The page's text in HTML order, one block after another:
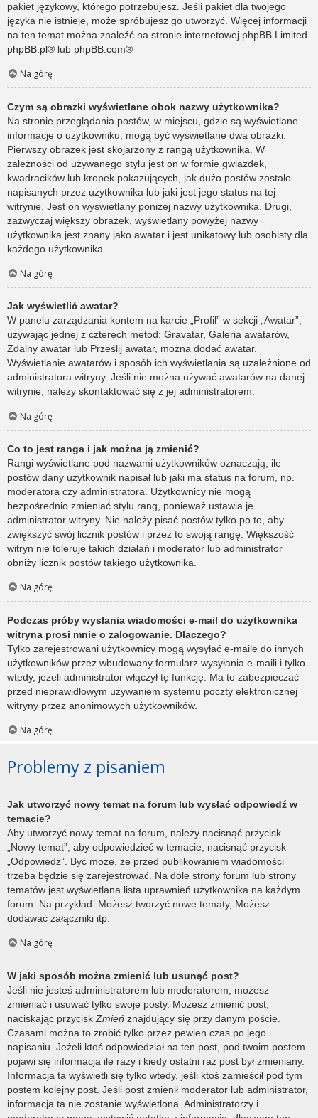
pakiet językowy, którego potrzebujesz. Jeśli pakiet dla twojego
języka nie istnieje, może spróbujesz go utworzyć. Więcej informacji
na ten temat można znaleźć na stronie internetowej phpBB Limited
phpBB.pl® lub phpBB.com®
Na górę
Czym są obrazki wyświetlane obok nazwy użytkownika?
Na stronie przeglądania postów, w miejscu, gdzie są wyświetlane
informacje o użytkowniku, mogą być wyświetlane dwa obrazki.
Pierwszy obrazek jest skojarzony z rangą użytkownika. W
zależności od używanego stylu jest on w formie gwiazdek,
kwadracików lub kropek pokazujących, jak dużo postów zostało
napisanych przez użytkownika lub jaki jest jego status na tej
witrynie. Jest on wyświetlany poniżej nazwy użytkownika. Drugi,
zazwyczaj większy obrazek, wyświetlany powyżej nazwy
użytkownika jest znany jako awatar i jest unikatowy lub osobisty dla
każdego użytkownika.
Na górę
Jak wyświetlić awatar?
W panelu zarządzania kontem na karcie „Profil” w sekcji „Awatar”,
używając jednej z czterech metod: Gravatar, Galeria awatarów,
Zdalny awatar lub Prześlij awatar, można dodać awatar.
Wyświetlanie awatarów i sposób ich wyświetlania są uzależnione od
administratora witryny. Jeśli nie można używać awatarów na danej
witrynie, należy skontaktować się z jej administratorem.
Na górę
Co to jest ranga i jak można ją zmienić?
Rangi wyświetlane pod nazwami użytkowników oznaczają, ile
postów dany użytkownik napisał lub jaki ma status na forum, np.
moderatora czy administratora. Użytkownicy nie mogą
bezpośrednio zmieniać stylu rang, ponieważ ustawia je
administrator witryny. Nie należy pisać postów tylko po to, aby
zwiększyć swój licznik postów i przez to swoją rangę. Większość
witryn nie toleruje takich działań i moderator lub administrator
obniży licznik postów takiego użytkownika.
Na górę
Podczas próby wysłania wiadomości e-mail do użytkownika
witryna prosi mnie o zalogowanie. Dlaczego?
Tylko zarejestrowani użytkownicy mogą wysyłać e-maile do innych
użytkowników przez wbudowany formularz wysyłania e-maili i tylko
wtedy, jeżeli administrator włączył tę funkcję. Ma to zabezpieczać
przed nieprawidłowym używaniem systemu poczty elektronicznej
witryny przez anonimowych użytkowników.
Na górę
Problemy z pisaniem
Jak utworzyć nowy temat na forum lub wysłać odpowiedź w
temacie?
Aby utworzyć nowy temat na forum, należy nacisnąć przycisk
„Nowy temat”, aby odpowiedzieć w temacie, nacisnąć przycisk
„Odpowiedz”. Być może, że przed publikowaniem wiadomości
trzeba będzie się zarejestrować. Na dole strony forum lub strony
tematów jest wyświetlana lista uprawnień użytkownika na każdym
forum. Na przykład: Możesz tworzyć nowe tematy, Możesz
dodawać załączniki itp.
Na górę
W jaki sposób można zmienić lub usunąć post?
Jeśli nie jesteś administratorem lub moderatorem, możesz
zmieniać i usuwać tylko swoje posty. Możesz zmienić post,
naciskając przycisk Zmień znajdujący się przy danym poście.
Czasami można to zrobić tylko przez pewien czas po jego
napisaniu. Jeżeli ktoś odpowiedział na ten post, pod twoim postem
pojawi się informacja ile razy i kiedy ostatni raz post był zmieniany.
Informacja ta wyświetli się tylko wtedy, jeśli ktoś zamieścił pod tym
postem kolejny post. Jeśli post zmienił moderator lub administrator,
informacja ta nie zostanie wyświetlona. Administratorzy i